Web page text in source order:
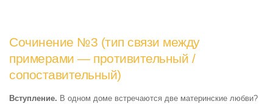
Сочинение №3 (тип связи между
примерами — противительный /
сопоставительный)
Вступление. В одном доме встречаются две материнские любви?